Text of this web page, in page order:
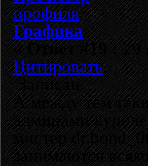
Графика
«Ответ #19 :29
Цитировать
Записан
А между тем
админами
мистер
занимаются